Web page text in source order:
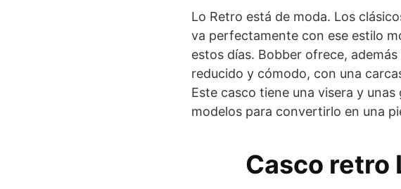
Lo Retro está de moda. Los
va perfectamente con ese estilo
estos días. Bobber ofrece,
reducido y cómodo, con una
Este casco tiene una visera y
modelos para convertirlo en una
Casco retro